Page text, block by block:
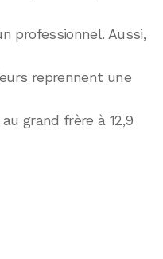
professionnel. Aussi,
reprennent une
grand frère à 12,9